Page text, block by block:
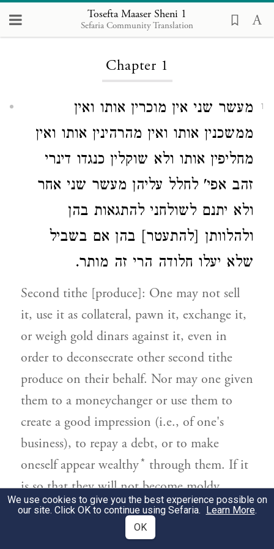
Tosefta Maaser Sheni 1
Sefaria Community Translation
Tosefta Maaser Sheni
Chapter 1
1
מעשר שני אין מוכרין אותו ואין
ממשכנין אותו ואין מהרהינין אותו ואין
מחליפין אותו ולא שוקלין כנגדו דינרי
זהב אפי' לחלל עליהן מעשר שני אחר
ולא יתנם לשולחני להתגאות בהן
ולהלוותן [להתעטר] בהן אם בשביל
שלא יעלו חלודה הרי זה מותר.
Second tithe [produce]: One may not sell
it, use it as collateral, pawn it, exchange it,
or weigh gold dinars against it, even in
order to deconsecrate other second tithe
produce on their behalf. Nor may one given
them to a moneychanger or use them to
create a good impression (i.e., of one's
business), to repay a debt, or to make
oneself appear wealthy* through them. If it
is so that they will not become moldy,
behold, that is permitted.
כיצד אין מוכרין אותו לא יאמר לו הילך
We use cookies to give you the best experience possible on
our site. Click OK to continue using Sefaria. Learn More.
OK